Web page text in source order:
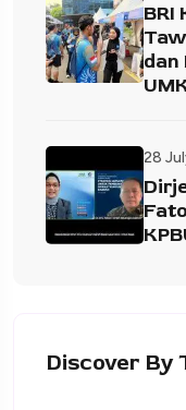
BRI
dan
28
Discover By